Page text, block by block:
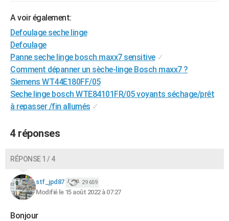
COPAINS D'AVANT
S'inscrire
Se connecter
Lycées
Collèges
Primaires
Universités
Entreprises
Service militaire
Avis de recherche
AVIS DE DÉCÈS
FORUM
Bricolage
Lifestyle
Culture
Sport
Auto
Television
Voyage
Cinema
A voir également:
Defoulage seche linge
Defoulage
Panne seche linge bosch maxx7 sensitive ✓
Comment dépanner un sèche-linge Bosch maxx7 ?
Siemens WT44E180FF/05
Seche linge bosch WTE84101FR/05 voyants séchage/prêt
à repasser /fin allumés ✓
4 réponses
RÉPONSE 1 / 4
stf_jpd87 29 659
Modifié le 15 août 2022 à 07:27
Bonjour